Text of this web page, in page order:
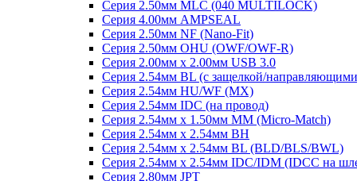
Серия 2.50мм MLC (040 MULTILOCK)
Серия 4.00мм AMPSEAL
Серия 2.50мм NF (Nano-Fit)
Серия 2.50мм OHU (OWF/OWF-R)
Серия 2.00мм x 2.00мм USB 3.0
Серия 2.54мм BL (с защелкой/
Серия 2.54мм HU/WF (MX)
Серия 2.54мм IDC (на провод)
Серия 2.54мм х 1.50мм MM (Micro-Match)
Серия 2.54мм х 2.54мм BH
Серия 2.54мм х 2.54мм BL (BLD/BLS/BWL)
Серия 2.54мм х 2.54мм IDC/IDM (IDCC на
Серия 2.80мм JPT